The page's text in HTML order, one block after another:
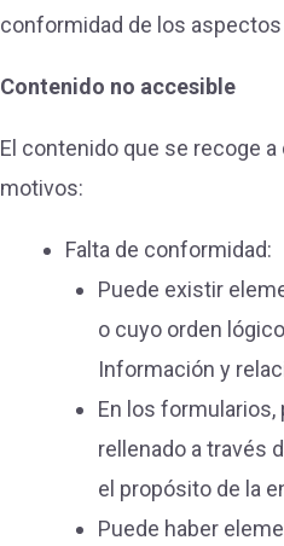
conformidad de los
Contenido no accesible
El contenido que se recoge
motivos:
Falta de conformidad:
Puede existir
o cuyo orden
Información y
En los
rellenado a través
el propósito de la
Puede haber